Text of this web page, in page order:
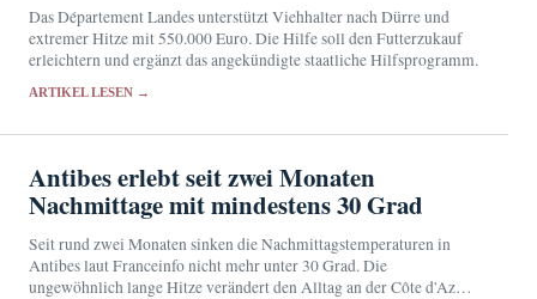
Das Département Landes unterstützt Viehhalter nach Dürre und
extremer Hitze mit 550.000 Euro. Die Hilfe soll den Futterzukauf
erleichtern und ergänzt das angekündigte staatliche Hilfsprogramm.
ARTIKEL LESEN →
Antibes erlebt seit zwei Monaten
Nachmittage mit mindestens 30 Grad
Seit rund zwei Monaten sinken die Nachmittagstemperaturen in
Antibes laut Franceinfo nicht mehr unter 30 Grad. Die
ungewöhnlich lange Hitze verändert den Alltag an der Côte d'Azur